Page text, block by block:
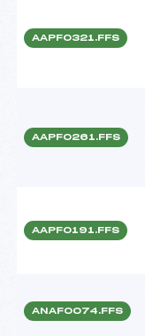
AAPF0321.FFS
AAPF0261.FFS
AAPF0191.FFS
ANAF0074.FFS